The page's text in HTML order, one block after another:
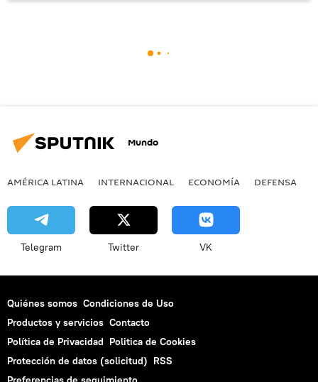
Mundo
AMÉRICA LATINA INTERNACIONAL ECONOMÍA DEFENSA
Telegram Twitter VK
Quiénes somos Condiciones de Uso
Productos y servicios Contacto
Política de Privacidad Politica de Cookies
Protección de datos (solicitud) RSS